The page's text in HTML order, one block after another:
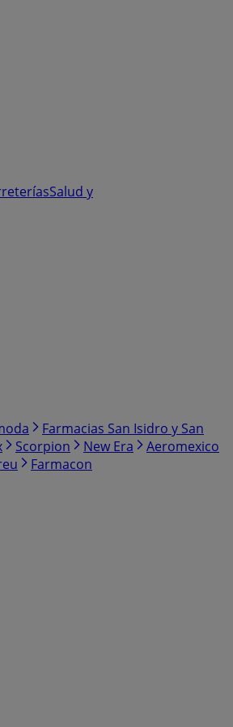
Salud y
Farmacias San Isidro y San
Scorpion New Era
Aeromexico
Farmacon